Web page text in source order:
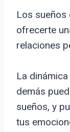
Los sueños
ofrecerte
relaciones
La
demás
sueños, y
tus